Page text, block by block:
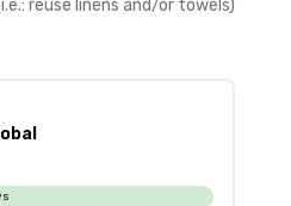
reuse linens and/or towels)